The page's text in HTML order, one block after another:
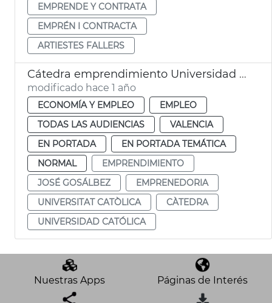
EMPRENDE Y CONTRATA
EMPRÉN I CONTRACTA
ARTIESTES FALLERS
Cátedra emprendimiento Universidad Católica
modificado hace 1 año
ECONOMÍA Y EMPLEO
EMPLEO
TODAS LAS AUDIENCIAS
VALENCIA
EN PORTADA
EN PORTADA TEMÁTICA
NORMAL
EMPRENDIMIENTO
JOSÉ GOSÁLBEZ
EMPRENEDORIA
UNIVERSITAT CATÒLICA
CÀTEDRA
UNIVERSIDAD CATÓLICA
Nuestras Apps Páginas de Interés